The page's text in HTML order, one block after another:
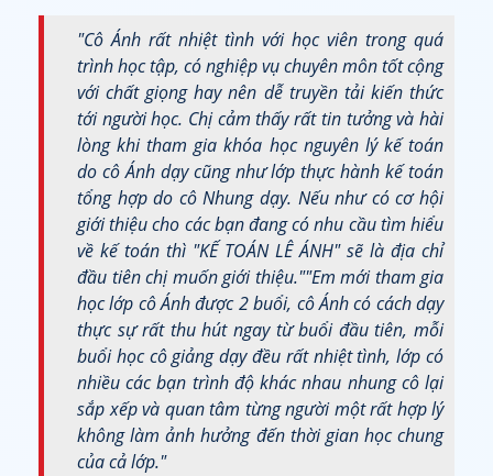
"Cô Ánh rất nhiệt tình với học viên trong quá
trình học tập, có nghiệp vụ chuyên môn tốt cộng
với chất giọng hay nên dễ truyền tải kiến thức
tới người học. Chị cảm thấy rất tin tưởng và hài
lòng khi tham gia khóa học nguyên lý kế toán
do cô Ánh dạy cũng như lớp thực hành kế toán
tổng hợp do cô Nhung dạy. Nếu như có cơ hội
giới thiệu cho các bạn đang có nhu cầu tìm hiểu
về kế toán thì "KẾ TOÁN LÊ ÁNH" sẽ là địa chỉ
đầu tiên chị muốn giới thiệu.""Em mới tham gia
học lớp cô Ánh được 2 buổi, cô Ánh có cách dạy
thực sự rất thu hút ngay từ buổi đầu tiên, mỗi
buổi học cô giảng dạy đều rất nhiệt tình, lớp có
nhiều các bạn trình độ khác nhau nhung cô lại
sắp xếp và quan tâm từng người một rất hợp lý
không làm ảnh hưởng đến thời gian học chung
của cả lớp."